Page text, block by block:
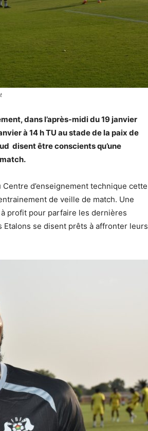
dans l’après-midi du 19 janvier
à 14 h TU au stade de la paix de
disent être conscients qu’une
match.
d’enseignement technique cette
de veille de match. Une
profit pour parfaire les dernières
se disent prêts à affronter leurs